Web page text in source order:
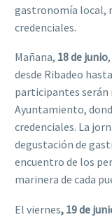
gastronomía local,
credenciales.
Mañana, 18 de junio
desde Ribadeo hasta
participantes serán
Ayuntamiento,
credenciales. La
degustación de
encuentro de los
marinera de cada
El viernes, 19 de